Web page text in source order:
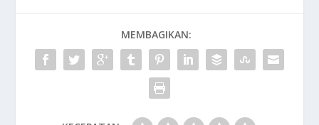
MEMBAGIKAN: